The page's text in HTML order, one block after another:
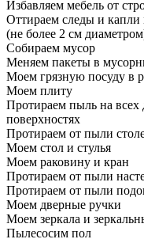
Избавляем мебель от
Оттираем следы и капли
(не более 2 см
Собираем мусор
Меняем пакеты в
Моем грязную посуду в
Моем плиту
Протираем пыль на
поверхностях
Протираем от пыли
Моем стол и стулья
Моем раковину и кран
Протираем от пыли
Протираем от пыли
Моем дверные ручки
Моем зеркала и
Пылесосим пол